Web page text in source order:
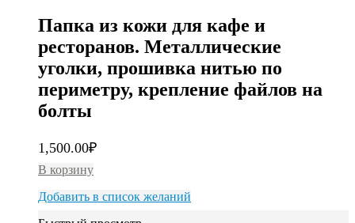
Папка из кожи для кафе и
ресторанов. Металлические
уголки, прошивка нитью по
периметру, крепление файлов на
болты
1,500.00₽
В корзину
Добавить в список желаний